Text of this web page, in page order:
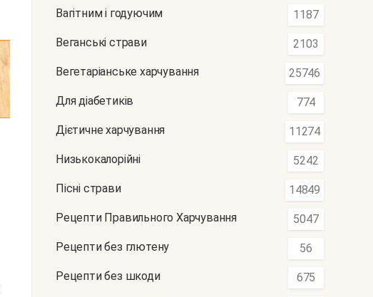
Вагітним і годуючим 1187
Веганські страви 2103
Вегетаріанське харчування 25746
Для діабетиків 774
Дієтичне харчування 11274
Низькокалорійні 5242
Пісні страви 14849
Рецепти Правильного Харчування 5047
Рецепти без глютену 56
Рецепти без шкоди 675